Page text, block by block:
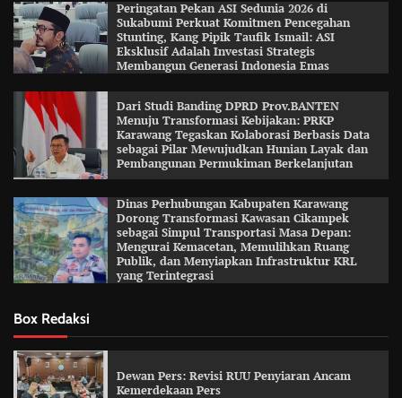
Peringatan Pekan ASI Sedunia 2026 di
Sukabumi Perkuat Komitmen Pencegahan
Stunting, Kang Pipik Taufik Ismail: ASI
Eksklusif Adalah Investasi Strategis
Membangun Generasi Indonesia Emas
Dari Studi Banding DPRD Prov.BANTEN
Menuju Transformasi Kebijakan: PRKP
Karawang Tegaskan Kolaborasi Berbasis Data
sebagai Pilar Mewujudkan Hunian Layak dan
Pembangunan Permukiman Berkelanjutan
Dinas Perhubungan Kabupaten Karawang
Dorong Transformasi Kawasan Cikampek
sebagai Simpul Transportasi Masa Depan:
Mengurai Kemacetan, Memulihkan Ruang
Publik, dan Menyiapkan Infrastruktur KRL
yang Terintegrasi
Box Redaksi
Dewan Pers: Revisi RUU Penyiaran Ancam
Kemerdekaan Pers